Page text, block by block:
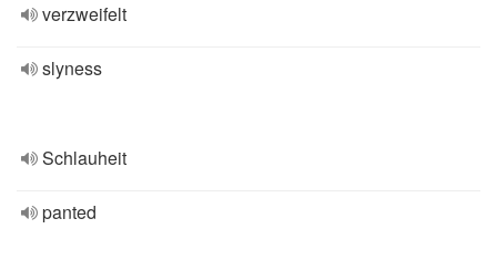
verzweifelt
slyness
Schlauheit
panted